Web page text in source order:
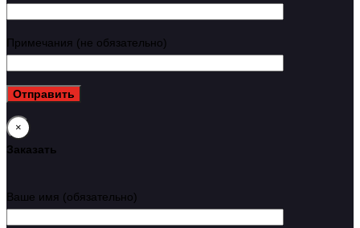
Примечания (не обязательно)
×
Заказать
Ваше имя (обязательно)